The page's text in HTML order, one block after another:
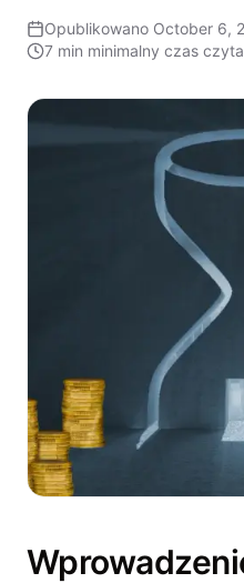
Opublikowano October 6,
7 min minimalny czas